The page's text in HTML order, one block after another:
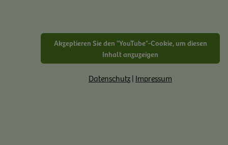
Akzeptieren Sie den "YouTube"-Cookie, um diesen
Inhalt anzuzeigen
Datenschutz| Impressum